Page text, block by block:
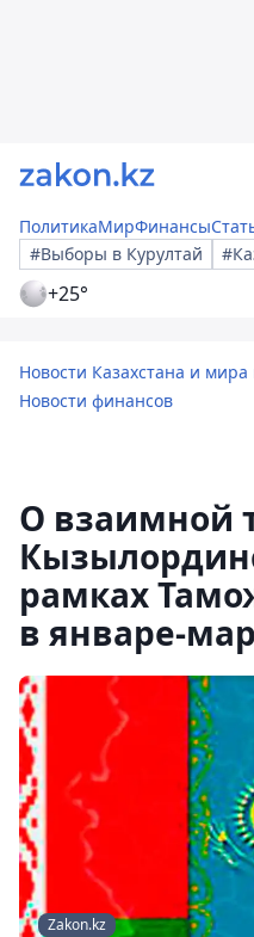
ПолитикаМирФинансы
#Выборы в Курултай
+25°
Новости Казахстана и мира
Новости финансов
О взаимной
рамках
в январе-
Zakon.kz